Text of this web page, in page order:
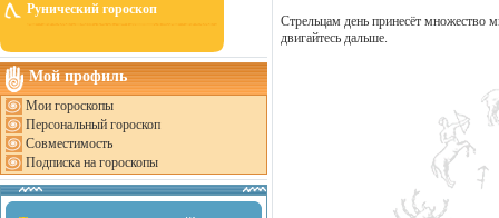
Рунический гороскоп
Мой профиль
Мои гороскопы
Персональный гороскоп
Совместимость
Подписка на гороскопы
Стрельцам день принесёт множество
двигайтесь дальше.